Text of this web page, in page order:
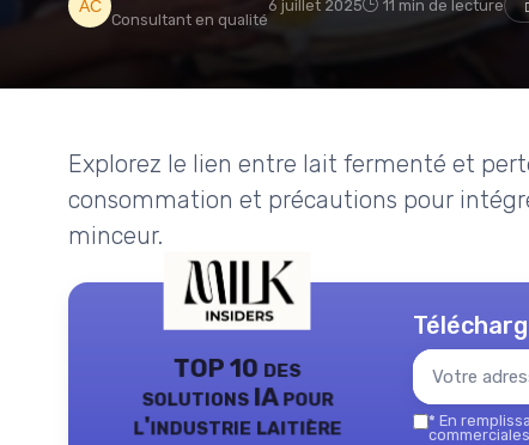
Consultant en qualité
6 juillet 2025 11 min de lecture
Explorez le lien entre lait fermenté et
consommation et précautions pour
minceur.
TOP 10 des
solutions IA pour
l'industrie laitière
* En